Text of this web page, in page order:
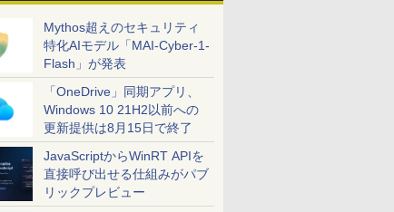
Mythos超えのセキュリティ
特化AIモデル「MAI-Cyber-1-
Flash」が発表
「OneDrive」同期アプリ、
Windows 10 21H2以前への
更新提供は8月15日で終了
JavaScriptからWinRT APIを
直接呼び出せる仕組みがパブ
リックプレビュー